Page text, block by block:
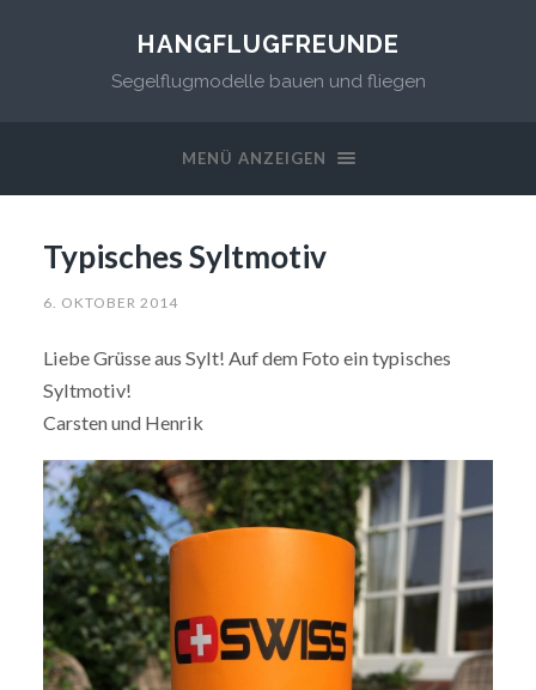
HANGFLUGFREUNDE
Segelflugmodelle bauen und fliegen
MENÜ ANZEIGEN
Typisches Syltmotiv
6. OKTOBER 2014
Liebe Grüsse aus Sylt! Auf dem Foto ein typisches
Syltmotiv!
Carsten und Henrik